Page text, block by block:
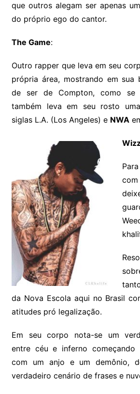
que outros alegam ser apenas
do próprio ego do cantor.
The Game:
Outro rapper que leva em seu
própria área, mostrando em sua
de ser de Compton, como se
também leva em seu rosto
siglas L.A. (Los Angeles) e NWA
da Nova Escola aqui no Brasil
atitudes pró legalização.
Em seu corpo nota-se um
entre céu e inferno começando
com um anjo e um demônio,
verdadeiro cenário de frases e